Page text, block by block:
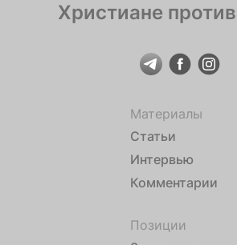
Христиане
Материалы
Статьи
Интервью
Комментарии
Позиции